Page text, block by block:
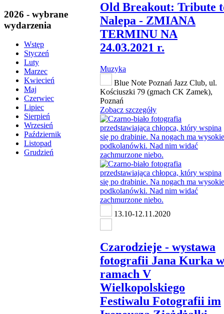
2026 - wybrane
wydarzenia
Wstęp
Styczeń
Luty
Marzec
Kwiecień
Maj
Czerwiec
Lipiec
Sierpień
Wrzesień
Październik
Listopad
Grudzień
Old Breakout: Tribute
Nalepa - ZMIANA
TERMINU NA
24.03.2021 r.
Muzyka
Blue Note Poznań Jazz Club, ul.
Kościuszki 79 (gmach CK Zamek),
Poznań
Zobacz szczegóły
13.10-12.11.2020
Czarodzieje - wystawa
fotografii Jana Kurka w
ramach V
Wielkopolskiego
Festiwalu Fotografii im